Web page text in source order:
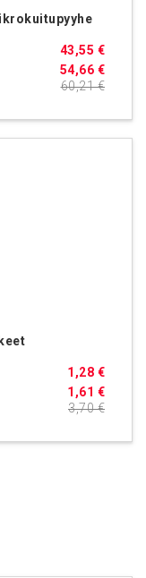
54,66 €
43,55 €
60,21 €
1,61 €
1,28 €
3,70 €